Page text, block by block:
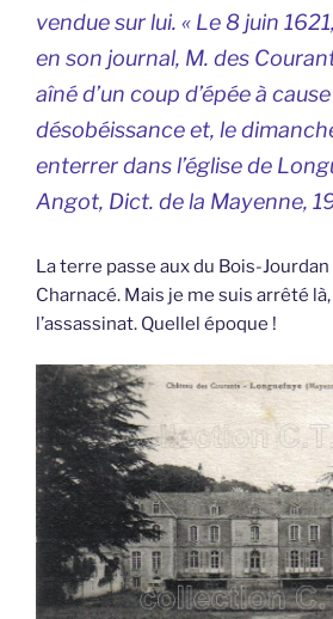
vendue sur lui. « Le 8 juin
en son journal, M. des
aîné d’un coup d’épée à
désobéissance et, le
enterrer dans l’église de
Angot, Dict. de la Mayenne,
La terre passe aux du Bois-
Charnacé. Mais je me suis arrêté là,
l’assassinat. Quellel époque !